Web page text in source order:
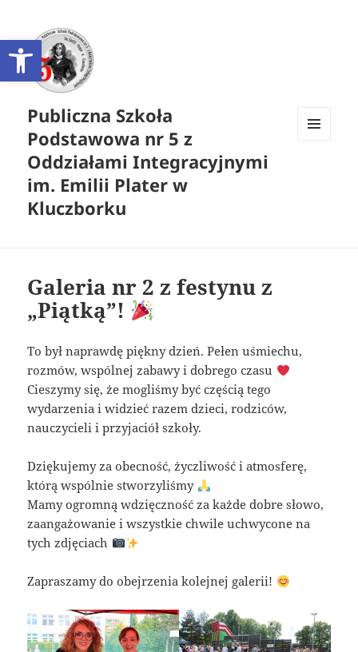
Otwórz pasek narzędzi
Publiczna Szkoła
Podstawowa nr 5 z
Oddziałami Integracyjnymi
im. Emilii Plater w
Kluczborku
Galeria nr 2 z festynu z
„Piątką”!
To był naprawdę piękny dzień. Pełen uśmiechu,
rozmów, wspólnej zabawy i dobrego czasu
Cieszymy się, że mogliśmy być częścią tego
wydarzenia i widzieć razem dzieci, rodziców,
nauczycieli i przyjaciół szkoły.
Dziękujemy za obecność, życzliwość i atmosferę,
którą wspólnie stworzyliśmy
Mamy ogromną wdzięczność za każde dobre słowo,
zaangażowanie i wszystkie chwile uchwycone na
tych zdjęciach
Zapraszamy do obejrzenia kolejnej galerii!